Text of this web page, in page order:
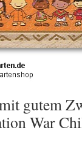
gutem
War